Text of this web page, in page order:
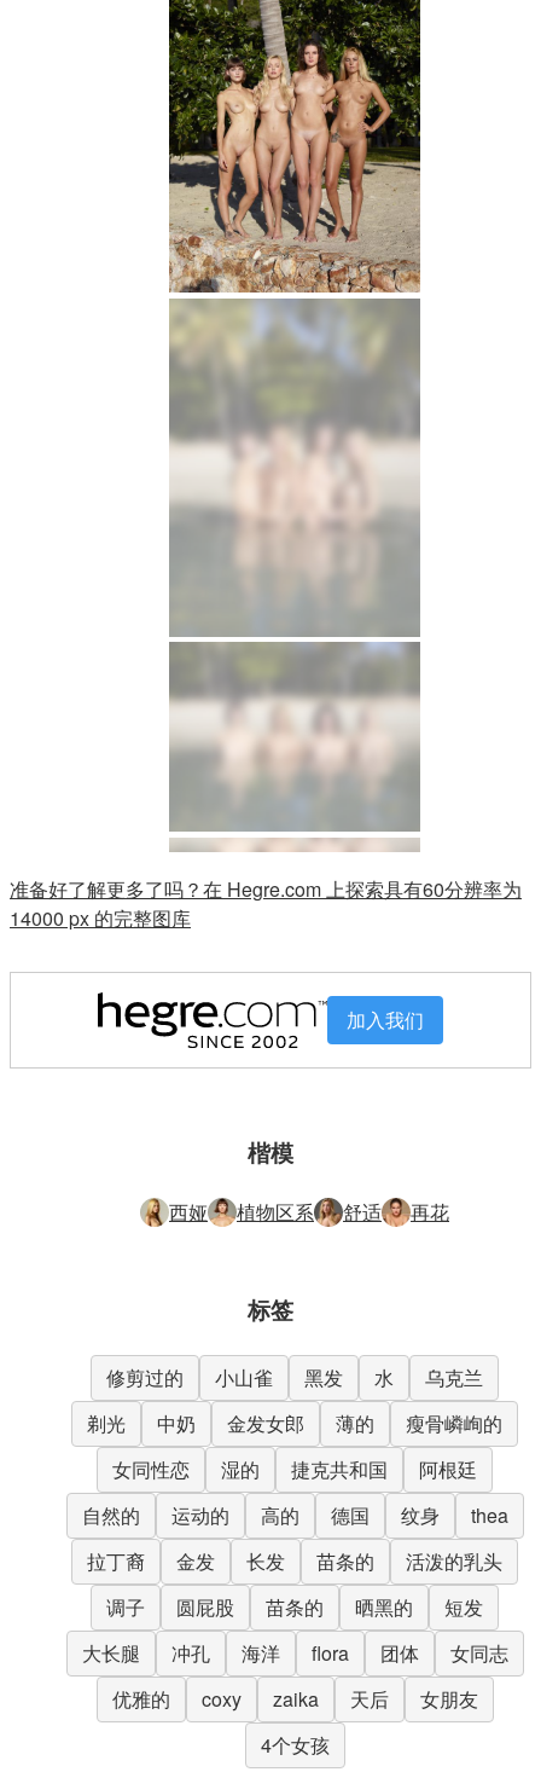
准备好了解更多了吗？在 Hegre.com 上探索具有60分辨率为
14000 px 的完整图库
加入我们
楷模
西娅 植物区系 舒适 再花
标签
修剪过的 小山雀 黑发 水
乌克兰
剃光
中奶 金发女郎 薄的
瘦骨嶙峋的
女同性恋
湿的 捷克共和国
阿根廷
自然的
运动的 高的 德国 纹身
thea
拉丁裔
金发 长发 苗条的
活泼的乳头
调子
圆屁股 苗条的 晒黑的
短发
大长腿
冲孔 海洋 flora 团体
女同志
优雅的
coxy zaika 天后
女朋友
4个女孩